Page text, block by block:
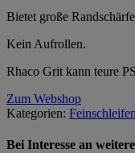
Bietet große
Kein Aufrollen.
Rhaco Grit kann teure
Zum Webshop
Kategorien: Feinschleifen
Bei Interesse an